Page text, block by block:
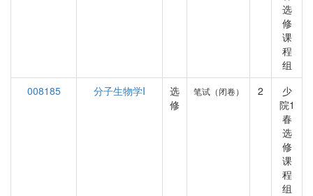
选
修
课
程
组
008185
分子生物学I
选
修
笔试（闭卷） 2
少
院1
春
选
修
课
程
组